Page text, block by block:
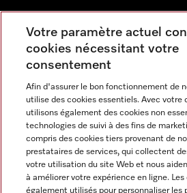
Découvrez la boutique Miele proche de
Newsletter
Votre paramètre actuel
cookies nécessitant votre
consentement
Afin d'assurer le bon fonctionnement de
utilise des cookies essentiels. Avec votre
utilisons également des cookies non
technologies de suivi à des fins de
compris des cookies tiers provenant de
prestataires de services, qui collectent
votre utilisation du site Web et nous
à améliorer votre expérience en ligne. Les
également utilisés pour personnaliser les